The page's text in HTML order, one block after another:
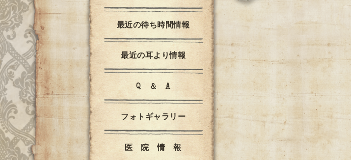
最近の待ち時間情報
最近の耳より情報
Q ＆ A
フォトギャラリー
医 院 情 報